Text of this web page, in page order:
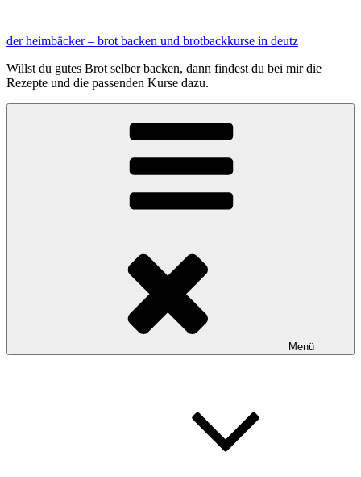
springen
der heimbäcker – brot backen und brotbackkurse in deutz
Willst du gutes Brot selber backen, dann findest du bei mir die
Rezepte und die passenden Kurse dazu.
Menü